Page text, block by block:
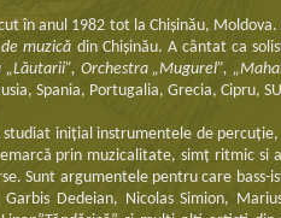
în anul 1982 tot la Chişinău,
muzică din Chişinău. A cântat ca
Orchestra „Mugurel”,
Spania, Portugalia, Grecia, Cipru,
iniţial instrumentele de
prin muzicalitate, simţ ritmic si
Sunt argumentele pentru care
Dedeian, Nicolas Simion,